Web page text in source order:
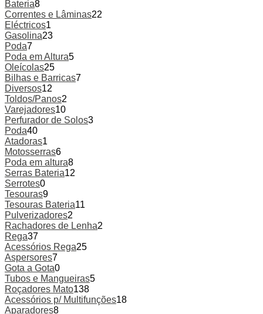
Bateria8
Correntes e Lâminas22
Eléctricos1
Gasolina23
Poda7
Poda em Altura5
Oleícolas25
Bilhas e Barricas7
Diversos12
Toldos/Panos2
Varejadores10
Perfurador de Solos3
Poda40
Atadoras1
Motosserras6
Poda em altura8
Serras Bateria12
Serrotes0
Tesouras9
Tesouras Bateria11
Pulverizadores2
Rachadores de Lenha2
Rega37
Acessórios Rega25
Aspersores7
Gota a Gota0
Tubos e Mangueiras5
Roçadores Mato138
Acessórios p/ Multifunções18
Aparadores8